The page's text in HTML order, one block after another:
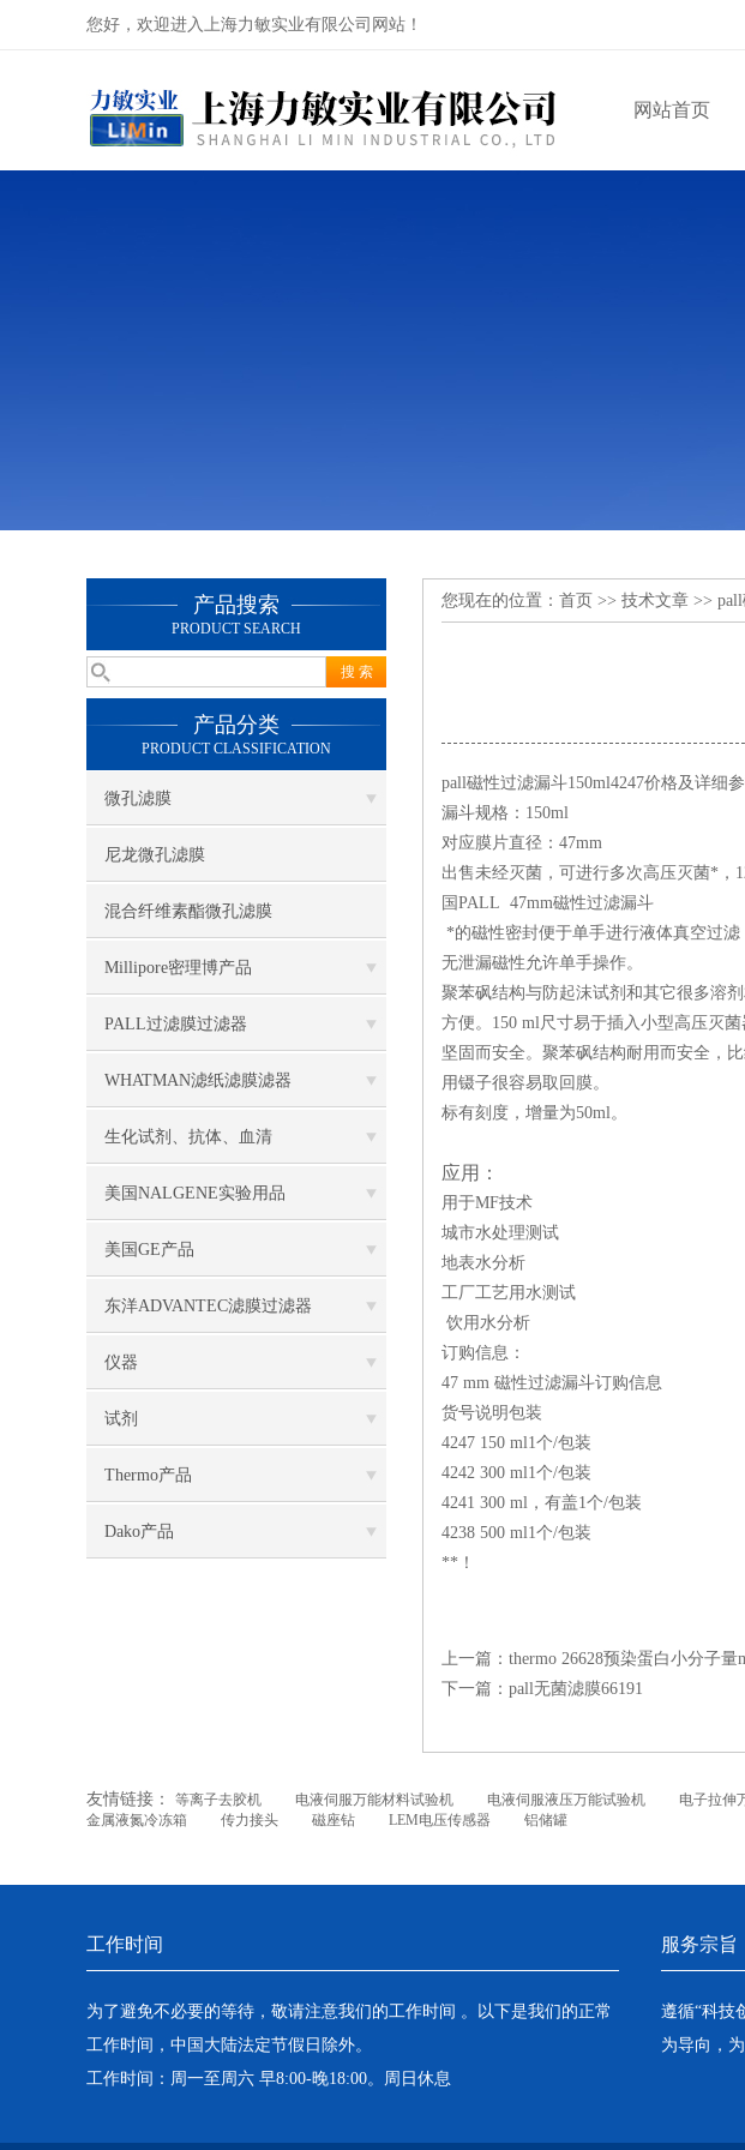
您好，欢迎进入上海力敏实业有限公司网站！
网站首页
产品搜索
PRODUCT SEARCH
产品分类
PRODUCT CLASSIFICATION
微孔滤膜
尼龙微孔滤膜
混合纤维素酯微孔滤膜
Millipore密理博产品
PALL过滤膜过滤器
WHATMAN滤纸滤膜滤器
生化试剂、抗体、血清
美国NALGENE实验用品
美国GE产品
东洋ADVANTEC滤膜过滤器
仪器
试剂
Thermo产品
Dako产品
您现在的位置： 首页 >> 技术文章 >>
pall磁性过滤漏斗150ml4247价格及详细
漏斗规格：150ml
对应膜片直径：47mm
出售未经灭菌，可进行多次高压灭菌*，
国PALL 47mm磁性过滤漏斗
*的磁性密封便于单手进行液体真空过滤
无泄漏磁性允许单手操作。
聚苯砜结构与防起沫试剂和其它很多溶剂
方便。150 ml尺寸易于插入小型高压灭
坚固而安全。聚苯砜结构耐用而安全，
用镊子很容易取回膜。
标有刻度，增量为50ml。
应用：
用于MF技术
城市水处理测试
地表水分析
工厂工艺用水测试
饮用水分析
订购信息：
47 mm 磁性过滤漏斗订购信息
货号说明包装
4247 150 ml1个/包装
4242 300 ml1个/包装
4241 300 ml，有盖1个/包装
4238 500 ml1个/包装
**！
上一篇： thermo 26628预染蛋白小分子量
下一篇： pall无菌滤膜66191
友情链接： 等离子去胶机 电液伺服万能材料试验机 电液伺服液压万能试验机 电子拉伸
金属液氮冷冻箱
传力接头 磁座钻 LEM电压传感器 铝储罐
工作时间
为了避免不必要的等待，敬请注意我们的工作时间 。以下是我们的正常
工作时间，中国大陆法定节假日除外。
工作时间：周一至周六 早8:00-晚18:00。周日休息
服务宗旨
遵循“科技
为导向，